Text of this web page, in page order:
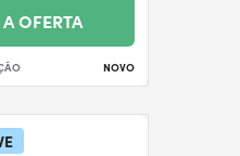
OFERTA
NOVO